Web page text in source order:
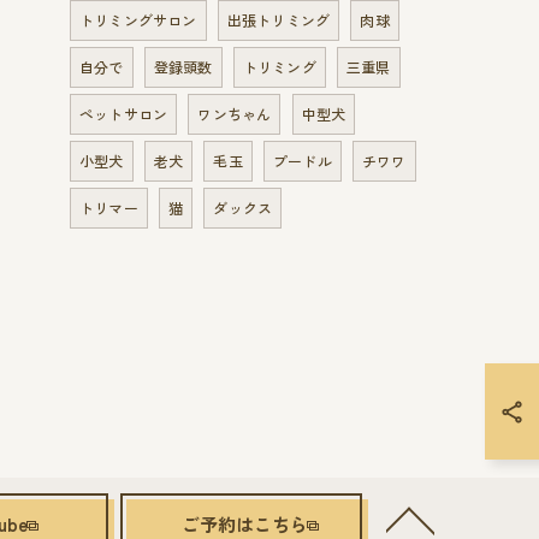
トリミングサロン 出張トリミング 肉球
自分で 登録頭数 トリミング 三重県
ペットサロン ワンちゃん 中型犬
小型犬 老犬 毛玉 プードル チワワ
トリマー 猫 ダックス
ご予約はこちら